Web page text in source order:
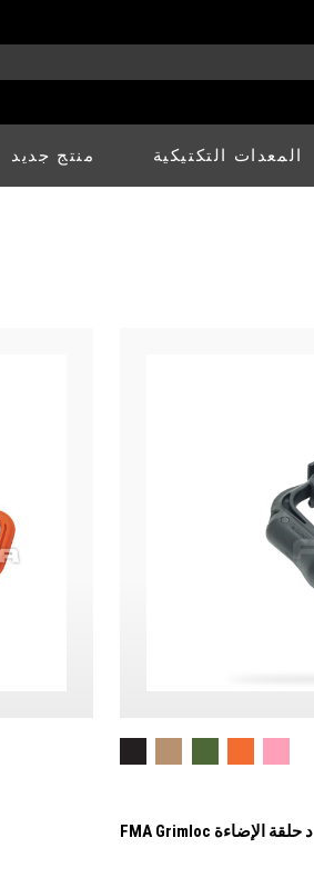
منتج جديد المعدات التكتيكية
FMA Grimloc د حلقة الإضاءة